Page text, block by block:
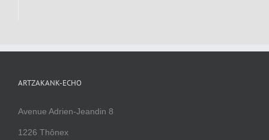
ARTZAKANK-ECHO
Avenue Adrien-Jeandin 8
1226 Thônex